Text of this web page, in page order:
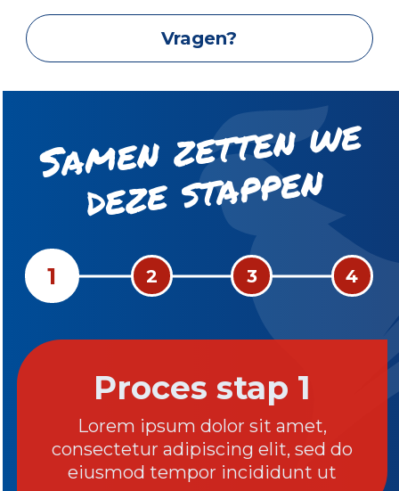
S
a
m
e
n
z
ett
e
n
w
e
d
e
z
e st
a
p
p
e
n
1 2 3 4
Proces stap 1
Lorem ipsum dolor sit amet,
consectetur adipiscing elit, sed do
eiusmod tempor incididunt ut
Vragen?